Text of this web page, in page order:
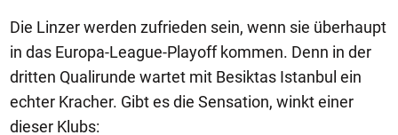
Die Linzer werden zufrieden sein, wenn sie überhaupt
in das Europa-League-Playoff kommen. Denn in der
dritten Qualirunde wartet mit Besiktas Istanbul ein
echter Kracher. Gibt es die Sensation, winkt einer
dieser Klubs: